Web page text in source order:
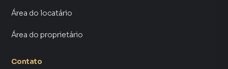
Área do locatário
Área do proprietário
Contato